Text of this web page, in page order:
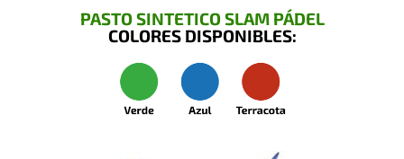
PASTO SINTETICO SLAM PÁDEL
COLORES DISPONIBLES: